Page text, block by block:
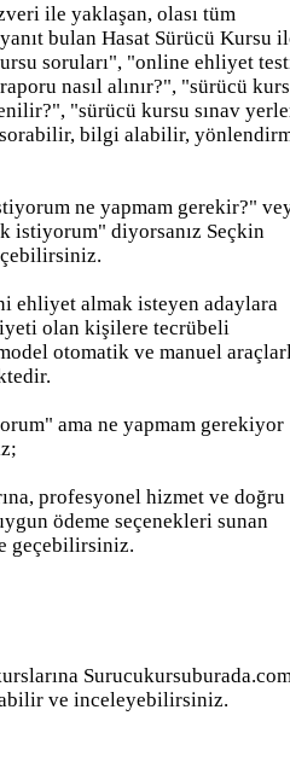
ile yaklaşan, olası tüm
bulan Hasat Sürücü Kursu
soruları", "online ehliyet
nasıl alınır?", "sürücü
"sürücü kursu sınav
bilgi alabilir,
ne yapmam gerekir?"
istiyorum" diyorsanız Seçkin
ehliyet almak isteyen adaylara
olan kişilere tecrübeli
otomatik ve manuel
ama ne yapmam gerekiyor
profesyonel hizmet ve doğru
ödeme seçenekleri sunan
geçebilirsiniz.
ve inceleyebilirsiniz.